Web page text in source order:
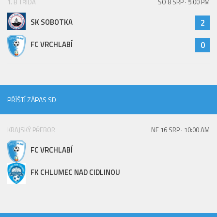
Realizační tým
Zápasy
St. žáci
Zápasy
Ml. žáci
Realizační tým
SK SOBOTKA 2
FC VRCHLABÍ 0
PŘÍŠTÍ ZÁPAS SD
KRAJSKÝ PŘEBOR NE 16 SRP · 10:00 AM
FC VRCHLABÍ
FK CHLUMEC NAD CIDLINOU